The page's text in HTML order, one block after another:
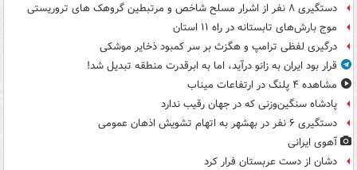
دستگیری ۸ نفر از اشرار مسلح شاخص و مرتبطین گروهک های تروریستی
موج بارش‌های تابستانه در راه ۱۱ استان
درگیری لفظی ترامپ و هگزث بر سر کمبود ذخایر موشکی
قرار بود ایران به زانو درآید، اما به ابرقدرت منطقه تبدیل شد!
مشاهده ۴ پلنگ در ارتفاعات میناب
پادشاه سنگین‌وزنی که در جهان رقیب ندارد
دستگیری ۶ نفر در بهشهر به اتهام تشویش اذهان عمومی
آهوی ایرانی
دشان از دست عربستان فرار کرد